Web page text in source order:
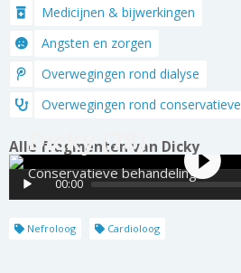
Medicijnen & bijwerkingen
Angsten en zorgen
Overwegingen rond dialyse
Overwegingen rond
Alle fragmenten van Dicky
Dicky (78)
Conservatieve behandeling
00:00
Nefroloog Cardioloog